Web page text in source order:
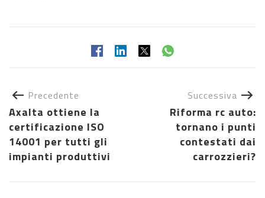
Precedente
Axalta ottiene la
certificazione ISO
14001 per tutti gli
impianti produttivi
Successiva
Riforma rc auto:
tornano i punti
contestati dai
carrozzieri?